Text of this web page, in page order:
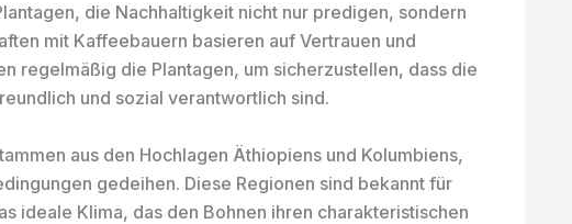
die Nachhaltigkeit nicht nur predigen, sondern
mit Kaffeebauern basieren auf Vertrauen und
regelmäßig die Plantagen, um sicherzustellen, dass die
und sozial verantwortlich sind.
aus den Hochlagen Äthiopiens und Kolumbiens,
gedeihen. Diese Regionen sind bekannt für
ideale Klima, das den Bohnen ihren charakteristischen